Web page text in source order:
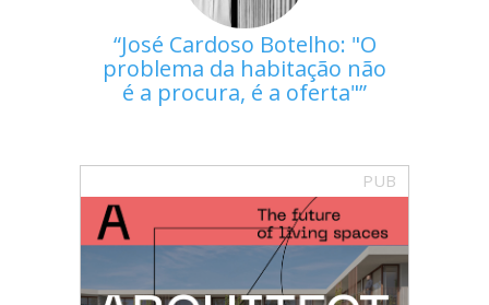
José Cardoso Botelho: "O
problema da habitação não
é a procura, é a oferta"
PUB